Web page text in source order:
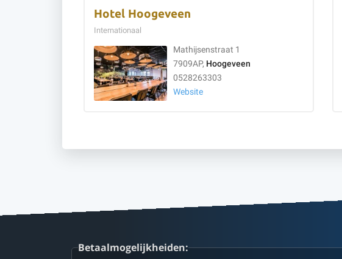
Hotel Hoogeveen
Internationaal
Mathijsenstraat 1
7909AP, Hoogeveen
0528263303
Website
Betaalmogelijkheiden: